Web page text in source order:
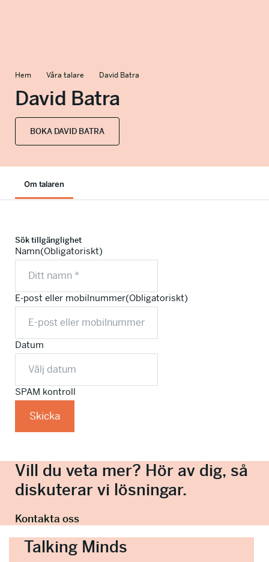
Hem Våra talare David Batra
David Batra
BOKA DAVID BATRA
Om talaren
Sök tillgänglighet
Namn(Obligatoriskt)
E-post eller mobilnummer(Obligatoriskt)
Datum
SPAM kontroll
Vill du veta mer? Hör av dig, så
diskuterar vi lösningar.
Kontakta oss
Talking Minds